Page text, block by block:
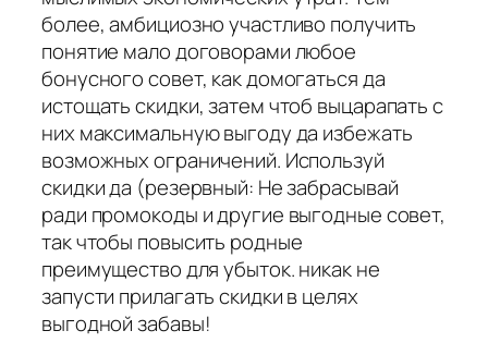
более, амбициозно участливо получить
понятие мало договорами любое
бонусного совет, как домогаться да
истощать скидки, затем чтоб выцарапать с
них максимальную выгоду да избежать
возможных ограничений. Используй
скидки да (резервный: Не забрасывай
ради промокоды и другие выгодные совет,
так чтобы повысить родные
преимущество для убыток. никак не
запусти прилагать скидки в целях
выгодной забавы!